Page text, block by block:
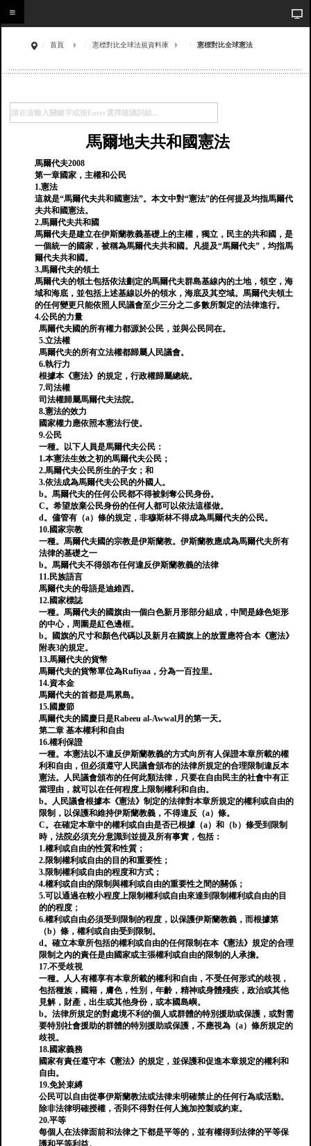
首頁 憲標對比全球法規資料庫 憲標對比全球憲法
馬爾地夫共和國憲法
馬爾代夫2008
第一章國家，主權和公民
1.憲法
這就是“馬爾代夫共和國憲法”。本文中對“憲法”的任何提及均指馬爾代
夫共和國憲法。
2.馬爾代夫共和國
馬爾代夫是建立在伊斯蘭教義基礎上的主權，獨立，民主的共和國，是
一個統一的國家，被稱為馬爾代夫共和國。凡提及“馬爾代夫”，均指馬
爾代夫共和國。
3.馬爾代夫的領土
馬爾代夫的領土包括依法劃定的馬爾代夫群島基線內的土地，領空，海
域和海底，並包括上述基線以外的領水，海底及其空域。馬爾代夫領土
的任何變更只能依照人民議會至少三分之二多數所製定的法律進行。
4.公民的力量
馬爾代夫國的所有權力都源於公民，並與公民同在。
5.立法權
馬爾代夫的所有立法權都歸屬人民議會。
6.執行力
根據本《憲法》的規定，行政權歸屬總統。
7.司法權
司法權歸屬馬爾代夫法院。
8.憲法的效力
國家權力應依照本憲法行使。
9.公民
一種。以下人員是馬爾代夫公民：
1.本憲法生效之初的馬爾代夫公民；
2.馬爾代夫公民所生的子女；和
3.依法成為馬爾代夫公民的外國人。
b。馬爾代夫的任何公民都不得被剝奪公民身份。
C。希望放棄公民身份的任何人都可以依法這樣做。
d。儘管有（a）條的規定，非穆斯林不得成為馬爾代夫的公民。
10.國家宗教
一種。馬爾代夫國的宗教是伊斯蘭教。伊斯蘭教應成為馬爾代夫所有
法律的基礎之一
b。馬爾代夫不得頒布任何違反伊斯蘭教義的法律
11.民族語言
馬爾代夫的母語是迪維西。
12.國家標誌
一種。馬爾代夫的國旗由一個白色新月形部分組成，中間是綠色矩形
的中心，周圍是紅色邊框。
b。國旗的尺寸和顏色代碼以及新月在國旗上的放置應符合本《憲法》
附表3的規定。
13.馬爾代夫的貨幣
馬爾代夫的貨幣單位為Rufiyaa，分為一百拉里。
14.資本金
馬爾代夫的首都是馬累島。
15.國慶節
馬爾代夫的國慶日是Rabeeu al-Awwal月的第一天。
第二章 基本權利和自由
16.權利保證
一種。本憲法以不違反伊斯蘭教義的方式向所有人保證本章所載的權
利和自由，但必須遵守人民議會頒布的法律所規定的合理限制違反本
憲法。人民議會頒布的任何此類法律，只要在自由民主的社會中有正
當理由，就可以在任何程度上限制權利和自由。
b。人民議會根據本《憲法》制定的法律對本章所規定的權利或自由的
限制，以保護和維持伊斯蘭教義，不得違反（a）條。
C。在確定本章中的權利或自由是否已根據（a）和（b）條受到限制
時，法院必須充分意識到並提及所有事實，包括：
1.權利或自由的性質和性質；
2.限制權利或自由的目的和重要性；
3.限制權利或自由的程度和方式；
4.權利或自由的限制與權利或自由的重要性之間的關係；
5.可以通過在較小程度上限制權利或自由來達到限制權利或自由的目
的的程度；
6.權利或自由必須受到限制的程度，以保護伊斯蘭教義，而根據第
（b）條，權利或自由受到限制。
d。確立本章所包括的權利或自由的任何限制在本《憲法》規定的合理
限制之內的責任是由國家或主張權利或自由的限制的人承擔。
17.不受歧視
一種。人人有權享有本章所載的權利和自由，不受任何形式的歧視，
包括種族，國籍，膚色，性別，年齡，精神或身體殘疾，政治或其他
見解，財產，出生或其他身份，或本國島嶼。
b。法律所規定的對處境不利的個人或群體的特別援助或保護，或對需
要特別社會援助的群體的特別援助或保護，不應視為（a）條所規定的
歧視。
18.國家義務
國家有責任遵守本《憲法》的規定，並保護和促進本章規定的權利和
自由。
19.免於束縛
公民可以自由從事伊斯蘭教法或法律未明確禁止的任何行為或活動。
除非法律明確授權，否則不得對任何人施加控製或約束。
20.平等
每個人在法律面前和法律之下都是平等的，並有權得到法律的平等保
護和平等利益。